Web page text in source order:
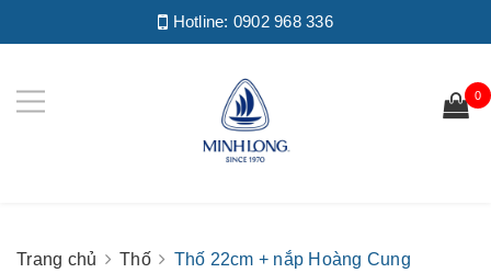
Hotline: 0902 968 336
0
Trang chủ Thố
Thố 22cm + nắp Hoàng Cung